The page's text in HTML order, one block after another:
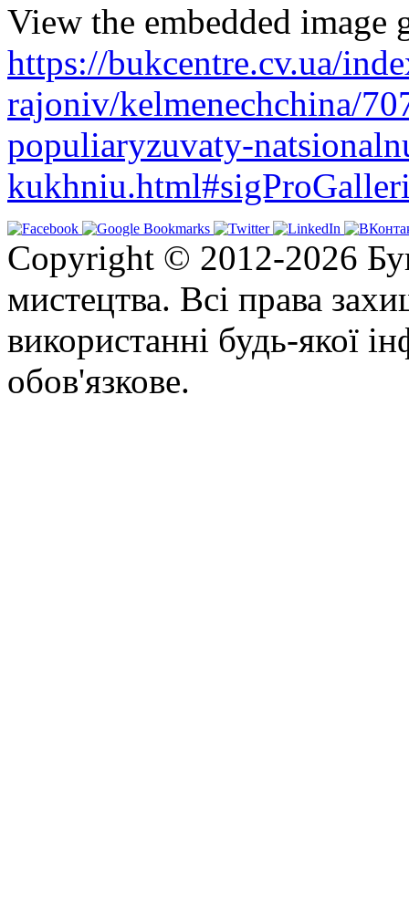
View the embedded image
https://bukcentre.cv.ua/
rajoniv/kelmenechchina/
populiaryzuvaty-
Copyright © 2012-2026
мистецтва. Всі права
використанні будь-якої
обов'язкове.